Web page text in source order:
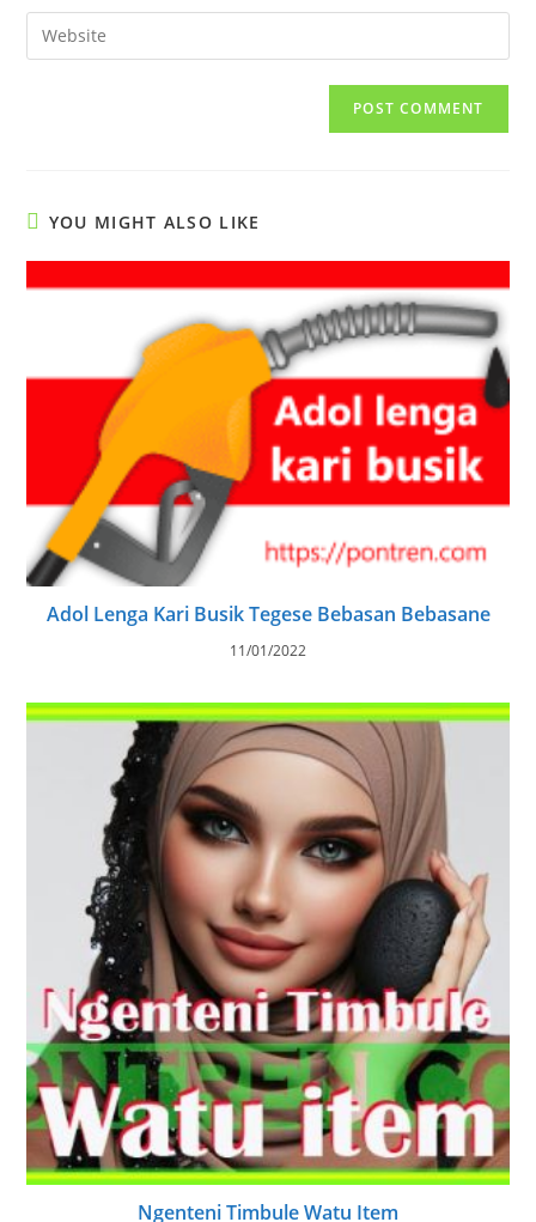
comment
email
address
Enter
your
YOU MIGHT ALSO LIKE
Adol Lenga Kari Busik Tegese Bebasan Bebasane
11/01/2022
Ngenteni Timbule Watu Item